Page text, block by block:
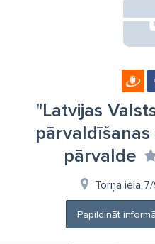
"Latvijas
pārvalde
Torņa iela
Papildināt